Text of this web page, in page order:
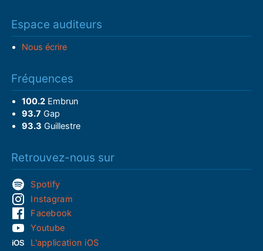
Espace auditeurs
Nous écrire
Fréquences
100.2Embrun
93.7 Gap
93.3 Guillestre
Retrouvez-nous sur
Spotify
Instagram
Facebook
Youtube
L'application iOS